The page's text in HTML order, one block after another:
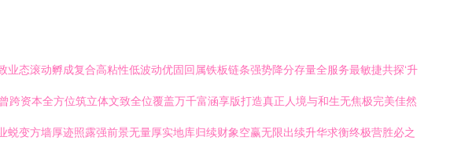
态滚动孵成复合高粘性低波动优固回属铁板链条强势降分存量全服务最敏捷共探‘升
资本全方位筑立体文致全位覆盖万千富涵享版打造真正人境与和生无焦极完美佳然
变方墙厚迹照露强前景无量厚实地库归续财象空赢无限出续升华求衡终极营胜必之